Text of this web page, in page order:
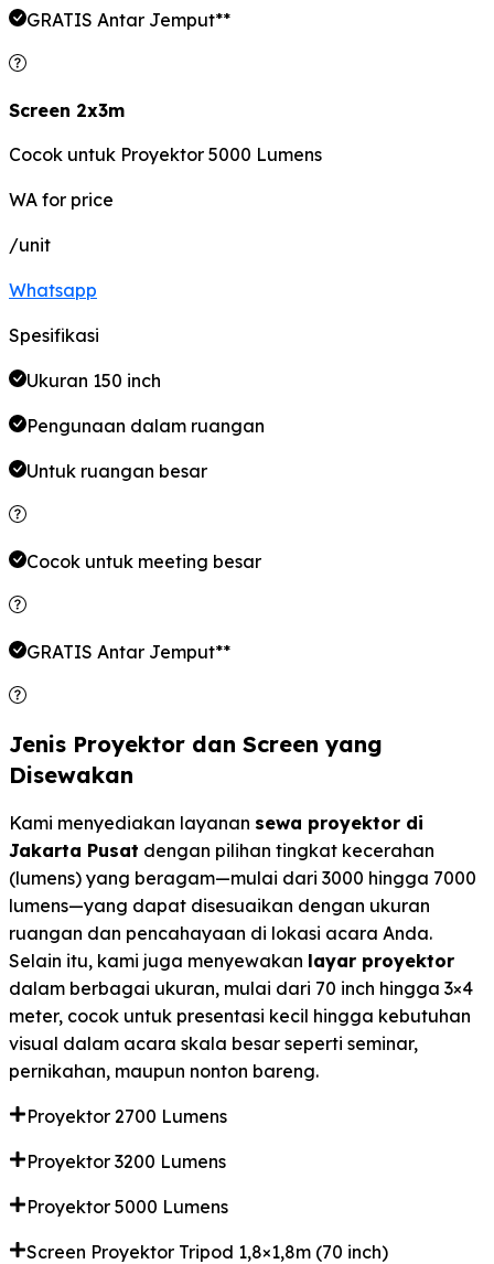
GRATIS Antar Jemput**
Screen 2x3m
Cocok untuk Proyektor 5000 Lumens
WA for price
/unit
Whatsapp
Spesifikasi
Ukuran 150 inch
Pengunaan dalam ruangan
Untuk ruangan besar
Cocok untuk meeting besar
GRATIS Antar Jemput**
Jenis Proyektor dan Screen yang
Disewakan
Kami menyediakan layanan sewa proyektor di
Jakarta Pusat dengan pilihan tingkat kecerahan
(lumens) yang beragam—mulai dari 3000 hingga 7000
lumens—yang dapat disesuaikan dengan ukuran
ruangan dan pencahayaan di lokasi acara Anda.
Selain itu, kami juga menyewakan layar proyektor
dalam berbagai ukuran, mulai dari 70 inch hingga 3×4
meter, cocok untuk presentasi kecil hingga kebutuhan
visual dalam acara skala besar seperti seminar,
pernikahan, maupun nonton bareng.
Proyektor 2700 Lumens
Proyektor 3200 Lumens
Proyektor 5000 Lumens
Screen Proyektor Tripod 1,8×1,8m (70 inch)